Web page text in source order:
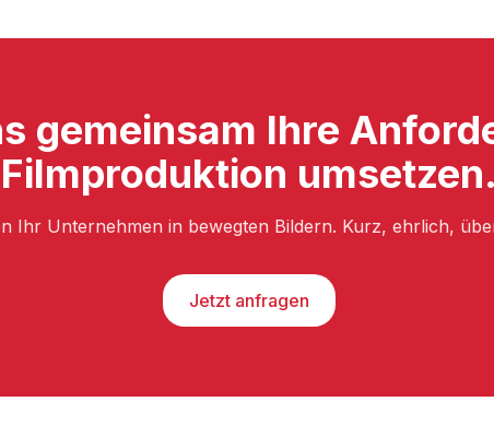
gemeinsam Ihre
Filmproduktion
Ihr Unternehmen in bewegten Bildern. Kurz, ehrlich,
Jetzt anfragen